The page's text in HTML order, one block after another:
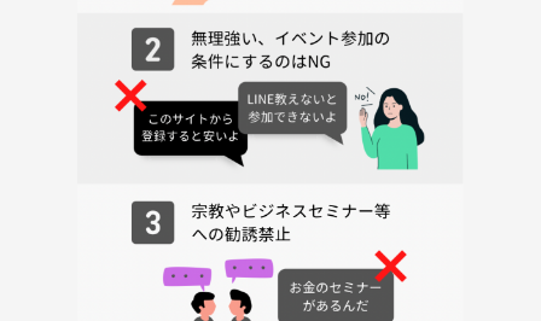
🍀『FAB』の紹介🍀
社会人サークル『FAB』は【主催のが新しい友達が欲しくて立ち上げた
サークル】です❕
主催は別サークルで知り合い、日頃からよくお酒を飲んだりしてます🍺
その中で「お酒を飲んだり、ボドゲで遊んだり、旅行に行ったりできる
友達がもっと欲しくない？」という話をキッカケに『FAB』を立ち上げ
いろんな人とお話しできて、楽しい時間を過ごせるイベントにしたいと
思っています！ なので内輪ノリ、パリピノリ、、、一切ありません
🙅‍♀️ むしろ、やめて下さい😅